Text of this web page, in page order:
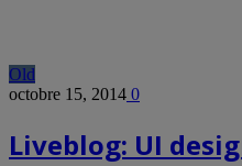
Old
octobre 15, 2014 0
Liveblog: UI